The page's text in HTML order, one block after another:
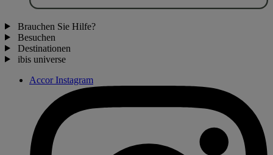
Brauchen Sie Hilfe?
Besuchen
Destinationen
ibis universe
Accor Instagram